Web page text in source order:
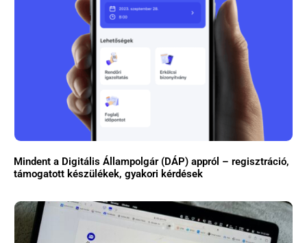
Mindent a Digitális Állampolgár (DÁP) appról – regisztráció,
támogatott készülékek, gyakori kérdések